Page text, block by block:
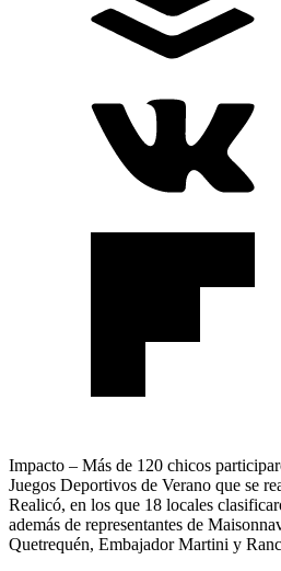
Impacto – Más de 120 chicos
Juegos Deportivos de Verano que se
Realicó, en los que 18 locales
además de representantes de
Quetrequén, Embajador Martini y